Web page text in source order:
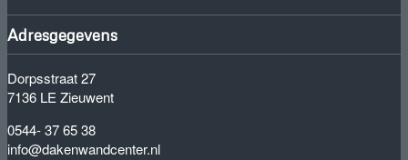
Adresgegevens
Dorpsstraat 27
7136 LE Zieuwent
0544- 37 65 38
info@dakenwandcenter.nl